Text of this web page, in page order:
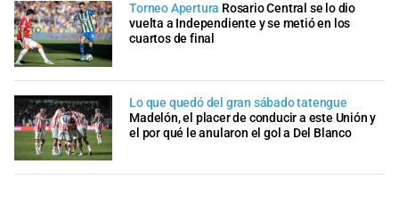
Torneo Apertura Rosario Central se lo dio
vuelta a Independiente y se metió en los
cuartos de final
Lo que quedó del gran sábado tatengue
Madelón, el placer de conducir a este Unión y
el por qué le anularon el gol a Del Blanco